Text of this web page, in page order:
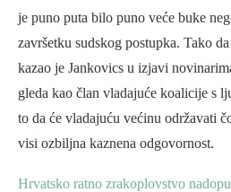
je puno puta bilo puno veće buke
završetku sudskog postupka. Tako
kazao je Jankovics u izjavi
gleda kao član vladajuće koalicije s
to da će vladajuću većinu održavati
visi ozbiljna kaznena odgovornost.
Hrvatsko ratno zrakoplovstvo